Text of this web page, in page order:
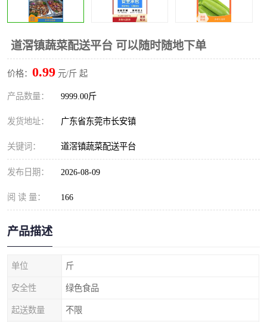
道滘镇蔬菜配送平台 可以随时随地下单
价格： 0.99 元/斤 起
产品数量： 9999.00斤
发货地址： 广东省东莞市长安镇
关键词： 道滘镇蔬菜配送平台
发布日期： 2026-08-09
阅 读 量： 166
产品描述
单位 斤
安全性 绿色食品
起送数量 不限